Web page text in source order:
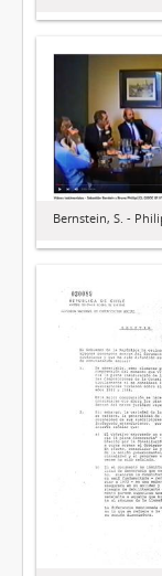
Bernstein, S. -